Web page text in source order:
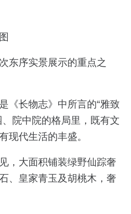
东序实景展示的重点之
《长物志》中所言的“雅致
院中院的格局里，既有文
现代生活的丰盛。
，大面积铺装绿野仙踪奢
、皇家青玉及胡桃木，奢